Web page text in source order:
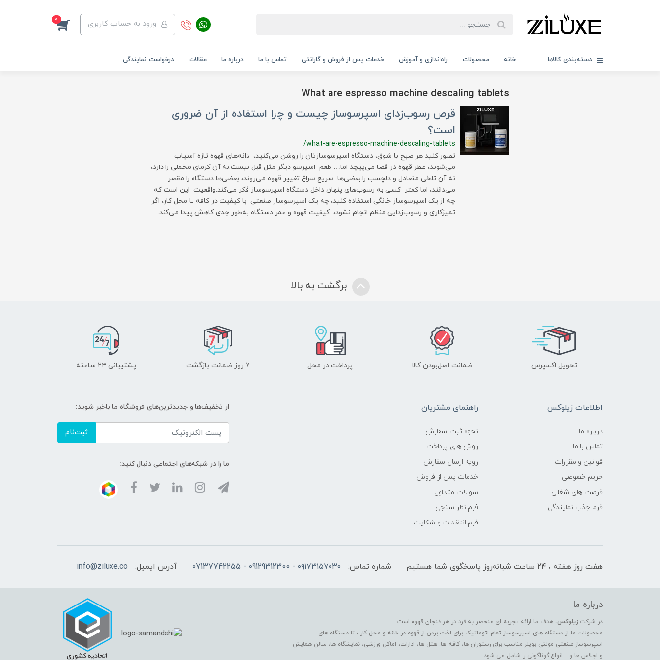
ورود به حساب کاربری 0
دسته‌بندی کالاها خانه محصولات راه‌اندازی و آموزش خدمات پس از فروش و گارانتی تماس با ما درباره ما مقالات درخواست نمایندگی
What are espresso machine descaling tablets
قرص رسوب‌زدای اسپرسوساز چیست و چرا استفاده از آن ضروری
است؟
/what-are-espresso-machine-descaling-tablets
تصور کنید هر صبح با شوق، دستگاه اسپرسوسازتان را روشن می‌کنید، دانه‌های قهوه تازه آسیاب
می‌شوند، عطر قهوه در فضا می‌پیچد اما… طعم اسپرسو دیگر مثل قبل نیست.نه آن کرمای مخملی را دارد،
نه آن تلخی متعادل و دلچسب را.بعضی‌ها سریع سراغ تغییر قهوه می‌روند، بعضی‌ها دستگاه را مقصر
می‌دانند، اما کمتر کسی به رسوب‌های پنهان داخل دستگاه اسپرسوساز فکر می‌کند.واقعیت این است که
چه از یک اسپرسوساز خانگی استفاده کنید، چه یک اسپرسوساز صنعتی با کیفیت در کافه یا محل کار، اگر
تمیزکاری و رسوب‌زدایی منظم انجام نشود، کیفیت قهوه و عمر دستگاه به‌طور جدی کاهش پیدا می‌کند.
برگشت به بالا
تحویل اکسپرس ضمانت اصل‌بودن کالا پرداخت در محل ۷ روز ضمانت بازگشت پشتیبانی ۲۴ ساعته
اطلاعات زیلوکس
درباره ما
تماس با ما
قوانین و مقررات
حریم خصوصی
فرصت های شغلی
فرم جذب نمایندگی
راهنمای مشتریان
نحوه ثبت سفارش
روش های پرداخت
رویه ارسال سفارش
خدمات پس از فروش
سوالات متداول
فرم نظر سنجی
فرم انتقادات و شکایت
از تخفیف‌ها و جدیدترین‌های فروشگاه ما باخبر شوید:
ثبت‌نام
ما را در شبکه‌های اجتماعی دنبال کنید:
هفت روز هفته ، ۲۴ ساعت شبانه‌روز پاسخگوی شما هستیم شماره تماس: ۰۹۱۷۳۱۵۷۰۳۰ - 09129312300 - 07137742255 آدرس ایمیل: info@ziluxe.co
درباره ما
در شرکت زیلوکس، هدف ما ارائه تجربه ای منحصر به فرد در هر فنجان قهوه است.
محصولات ما از دستگاه های اسپرسوساز تمام اتوماتیک برای لذت بردن از قهوه در خانه و محل کار ، تا دستگاه های
اسپرسوساز صنعتی مولتی بویلر مناسب برای رستوران ها، کافه ها، هتل ها، ادارات، اماکن ورزشی، نمایشگاه ها، سالن همایش
و اجلاس ها و... انواع گوناگونی را شامل می شود.